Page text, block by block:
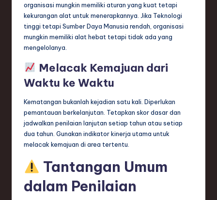
organisasi mungkin memiliki aturan yang kuat tetapi
kekurangan alat untuk menerapkannya. Jika Teknologi
tinggi tetapi Sumber Daya Manusia rendah, organisasi
mungkin memiliki alat hebat tetapi tidak ada yang
mengelolanya.
Melacak Kemajuan dari
Waktu ke Waktu
Kematangan bukanlah kejadian satu kali. Diperlukan
pemantauan berkelanjutan. Tetapkan skor dasar dan
jadwalkan penilaian lanjutan setiap tahun atau setiap
dua tahun. Gunakan indikator kinerja utama untuk
melacak kemajuan di area tertentu.
Tantangan Umum
dalam Penilaian